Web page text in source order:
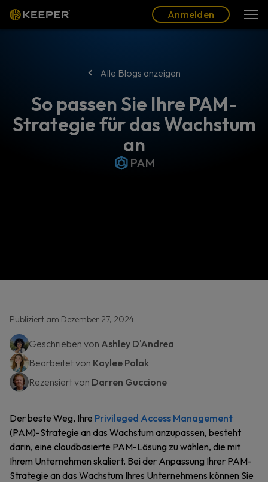
Anmelden
Alle Blogs anzeigen
So passen Sie Ihre PAM-
Strategie für das Wachstum
an
PAM
Publiziert am Dezember 27, 2024
Geschrieben von Ashley D'Andrea
Bearbeitet von Kaylee Palak
Rezensiert von Darren Guccione
Der beste Weg, Ihre Privileged Access Management
(PAM)-Strategie an das Wachstum anzupassen, besteht
darin, eine cloudbasierte PAM-Lösung zu wählen, die mit
Ihrem Unternehmen skaliert. Bei der Anpassung Ihrer PAM-
Strategie an das Wachstum Ihres Unternehmens können Sie